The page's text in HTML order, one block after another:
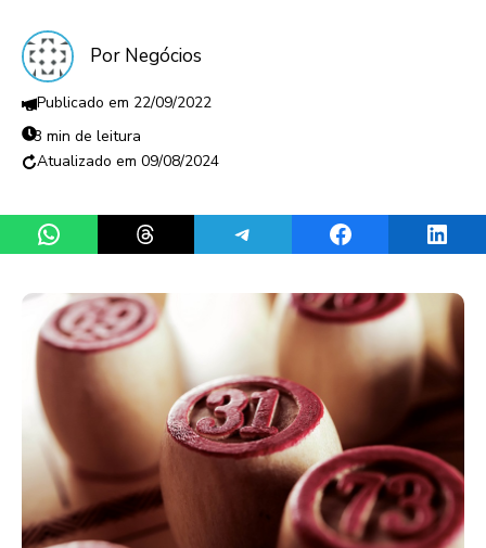
Por Negócios
22/09/2022
3 min de leitura
09/08/2024
Share on WhatsAppShare on ThreadsShare on TelegramShare on Facebook